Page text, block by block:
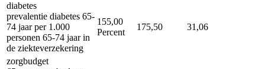
diabetes
prevalentie diabetes 65-
74 jaar per 1.000
personen 65-74 jaar in
de ziekteverzekering
155,00
Percent
175,50 31,06
zorgbudget